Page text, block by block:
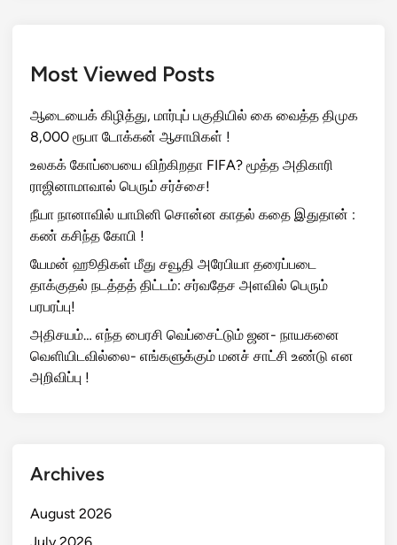
Most Viewed Posts
ஆடையைக் கிழித்து, மார்புப் பகுதியில் கை வைத்த திமுக
8,000 ரூபா டோக்கன் ஆசாமிகள் !
உலகக் கோப்பையை விற்கிறதா FIFA? மூத்த அதிகாரி
ராஜினாமாவால் பெரும் சர்ச்சை!
நீயா நானாவில் யாமினி சொன்ன காதல் கதை இதுதான் :
கண் கசிந்த கோபி !
யேமன் ஹூதிகள் மீது சவூதி அரேபியா தரைப்படை
தாக்குதல் நடத்தத் திட்டம்: சர்வதேச அளவில் பெரும்
பரபரப்பு!
அதிசயம்… எந்த பைரசி வெப்சைட்டும் ஜன- நாயகனை
வெளியிடவில்லை- எங்களுக்கும் மனச் சாட்சி உண்டு என
அறிவிப்பு !
Archives
August 2026